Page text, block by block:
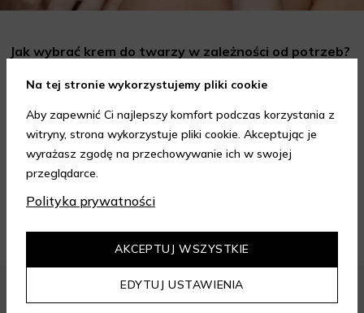
Jak wybrać krem do twarzy w zależności od potrzeb?
codziennej pielęgnacji skóry, który może znacząco wpłynąć na
jej wygląd i kondycję. Warto znać składniki i właściwości kremów
oraz wiedzieć, jak dopasować je do potrzeb własnej skóry.
Poniżej znajdziesz kilka porad, które pomogą ci wybrać idealny
krem do twarzy.
Czytaj dalej
ZOBACZ WIĘCEJ
Na tej stronie wykorzystujemy pliki cookie
Aby zapewnić Ci najlepszy komfort podczas korzystania z
witryny, strona wykorzystuje pliki cookie. Akceptując je
wyrażasz zgodę na przechowywanie ich w swojej
przeglądarce.
Polityka prywatności
EDYTUJ USTAWIENIA
AKCEPTUJ WSZYSTKIE